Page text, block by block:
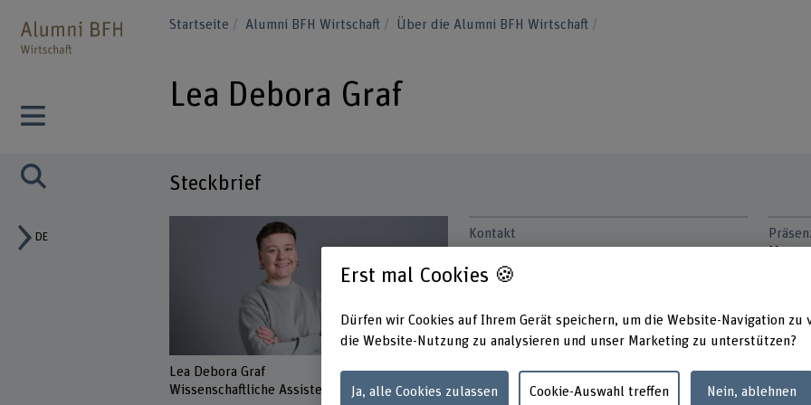
DE
Startseite Alumni BFH Wirtschaft Über die Alumni BFH Wirtschaft
Lea Debora Graf
Steckbrief
Lea Debora Graf
Wissenschaftliche Assistentin
Kontakt
+41 31 848 65 49
Links
che/new-work/
Adresse
Institut
Erst mal Cookies 🍪
Dürfen wir Cookies auf Ihrem Gerät speichern, um die Website-Navigation zu
die Website-Nutzung zu analysieren und unser Marketing zu unterstützen?
Ja, alle Cookies zulassen Cookie-Auswahl treffen Nein, ablehnen